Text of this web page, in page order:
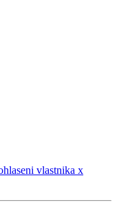
vlastnika x